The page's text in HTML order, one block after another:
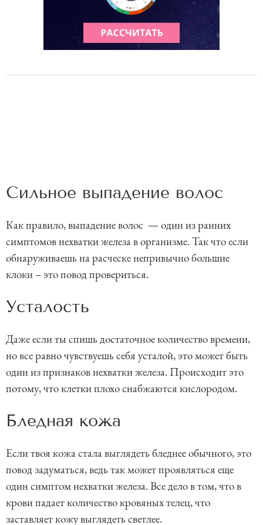
Сильное выпадение волос
Как правило, выпадение волос — один из ранних
симптомов нехватки железа в организме. Так что если
обнаруживаешь на расческе непривычно большие
клоки – это повод провериться.
Усталость
Даже если ты спишь достаточное количество времени,
но все равно чувствуешь себя усталой, это может быть
один из признаков нехватки железа. Происходит это
потому, что клетки плохо снабжаются кислородом.
Бледная кожа
Если твоя кожа стала выглядеть бледнее обычного, это
повод задуматься, ведь так может проявляться еще
один симптом нехватки железа. Все дело в том, что в
крови падает количество кровяных телец, что
заставляет кожу выглядеть светлее.